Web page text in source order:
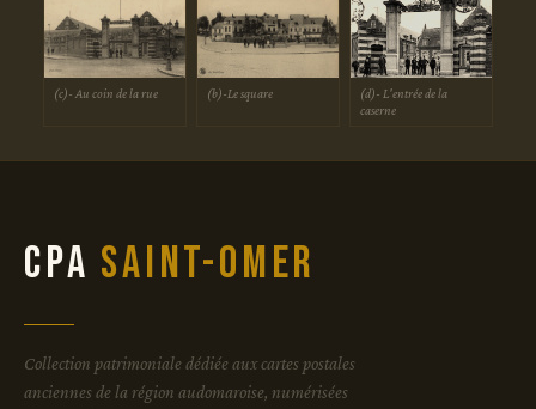
(c)- Au coin de la rue (b)-Le square
(d)- L'entrée de la
caserne
CPA Saint-Omer
Collection patrimoniale dédiée aux cartes postales
anciennes de la région audomaroise, numérisées